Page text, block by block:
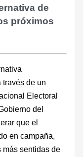
de
próximos
de un
Electoral
del
que el
en campaña,
más sentidas de